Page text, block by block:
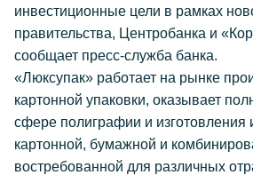
инвестиционные цели в рамках
правительства, Центробанка и
сообщает пресс-служба банка.
«Люксупак» работает на рынке
картонной упаковки, оказывает
сфере полиграфии и изготовления
картонной, бумажной и
востребованной для различных